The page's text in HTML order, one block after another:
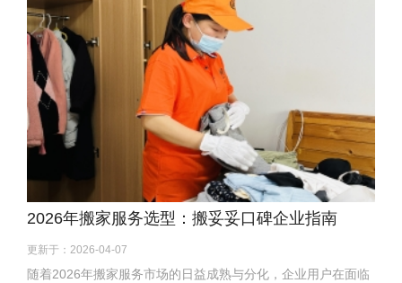
2026年搬家服务选型：搬妥妥口碑企业指南
更新于：2026-04-07
随着2026年搬家服务市场的日益成熟与分化，企业用户在面临